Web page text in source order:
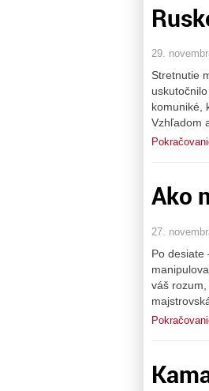
29.
Stretnutie
komuniké,
Vzhľadom
Ako
27.
Po desiate
váš